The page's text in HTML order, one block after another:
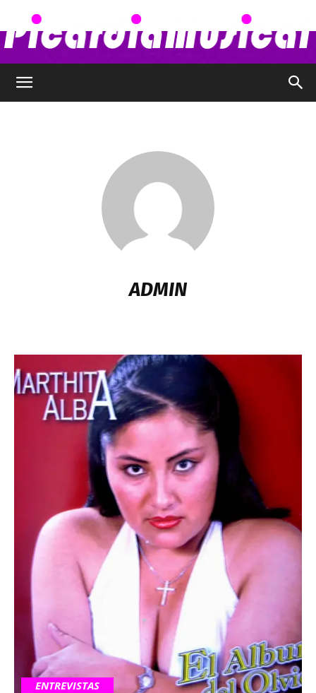
Musical
ADMIN
ENTREVISTAS